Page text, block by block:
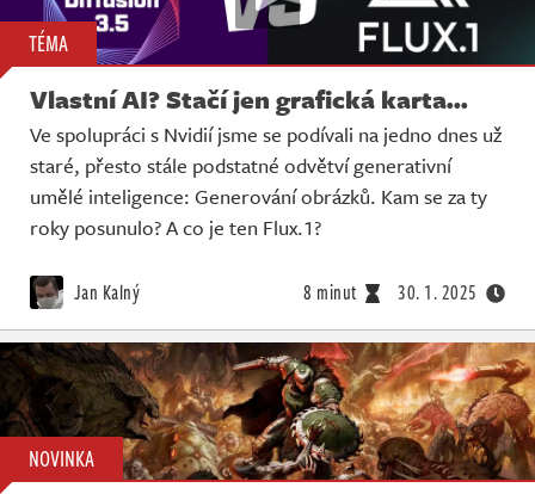
TÉMA
Vlastní AI? Stačí jen grafická karta...
Ve spolupráci s Nvidií jsme se podívali na jedno dnes už
staré, přesto stále podstatné odvětví generativní
umělé inteligence: Generování obrázků. Kam se za ty
roky posunulo? A co je ten Flux.1?
Jan Kalný 8 minut 30. 1. 2025
NOVINKA